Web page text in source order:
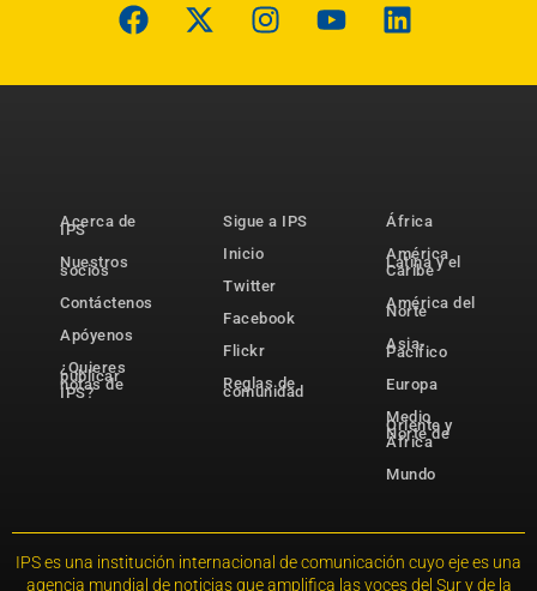
Acerca de
IPS
Nuestros
socios
Contáctenos
Apóyenos
¿Quieres
publicar
notas de
IPS?
Sigue a IPS
Inicio
Twitter
Facebook
Flickr
Reglas de
comunidad
África
América
Latina y el
Caribe
América del
Norte
Asia-
Pacífico
Europa
Medio
Oriente y
Norte de
África
Mundo
IPS es una institución internacional de comunicación cuyo eje es una
agencia mundial de noticias que amplifica las voces del Sur y de la